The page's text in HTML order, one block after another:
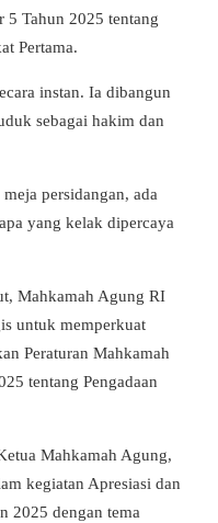
Tahun 2025 tentang
Pertama.
instan. Ia dibangun
sebagai hakim dan
persidangan, ada
yang kelak dipercaya
Mahkamah Agung RI
untuk memperkuat
Peraturan Mahkamah
tentang Pengadaan
Mahkamah Agung,
kegiatan Apresiasi dan
2025 dengan tema